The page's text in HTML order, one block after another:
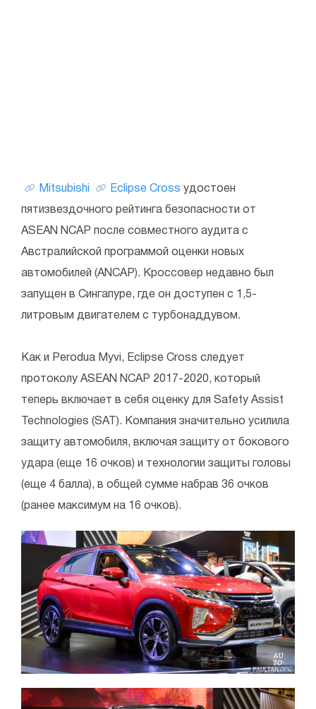
Mitsubishi Eclipse Cross удостоен
пятизвездочного рейтинга безопасности от
ASEAN NCAP после совместного аудита с
Австралийской программой оценки новых
автомобилей (ANCAP). Кроссовер недавно был
запущен в Сингапуре, где он доступен с 1,5-
литровым двигателем с турбонаддувом.
Как и Perodua Myvi, Eclipse Cross следует
протоколу ASEAN NCAP 2017-2020, который
теперь включает в себя оценку для Safety Assist
Technologies (SAT). Компания значительно усилила
защиту автомобиля, включая защиту от бокового
удара (еще 16 очков) и технологии защиты головы
(еще 4 балла), в общей сумме набрав 36 очков
(ранее максимум на 16 очков).